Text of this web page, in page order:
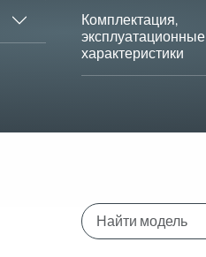
Комплектация,
эксплуатационные
характеристики